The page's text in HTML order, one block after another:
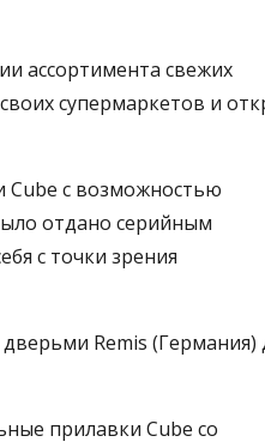
ассортимента свежих
супермаркетов и
Cube с возможностью
отдано серийным
с точки зрения
Remis (Германия)
прилавки Cube со